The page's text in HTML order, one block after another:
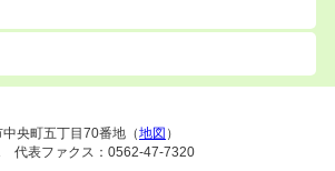
央町五丁目70番地（地図 ）
代表ファクス：0562-47-7320